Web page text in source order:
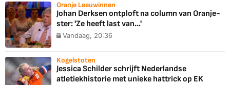
Oranje Leeuwinnen
Johan Derksen ontploft na column van Oranje-
ster: 'Ze heeft last van...'
Vandaag, 20:36
Kogelstoten
Jessica Schilder schrijft Nederlandse
atletiekhistorie met unieke hattrick op EK